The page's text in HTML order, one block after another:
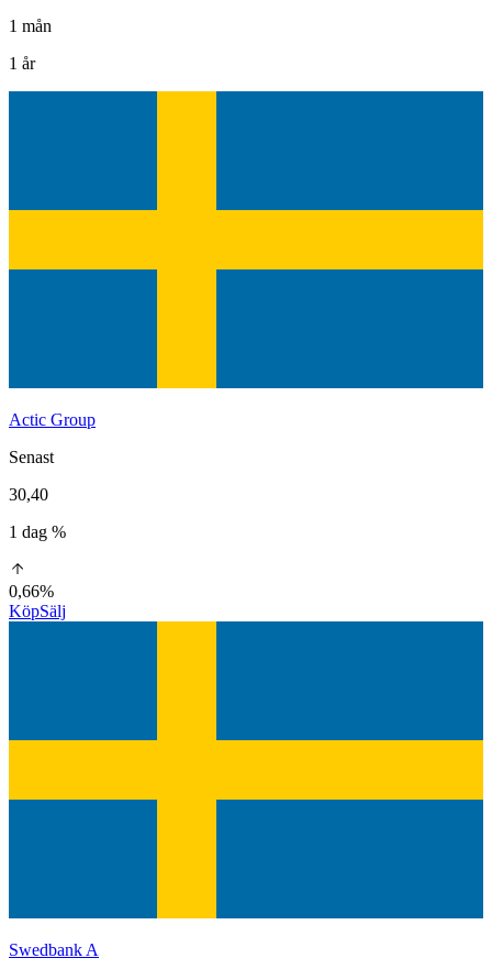
1 mån
1 år
Actic Group
Senast
30,40
1 dag %
0,66%
KöpSälj
Swedbank A